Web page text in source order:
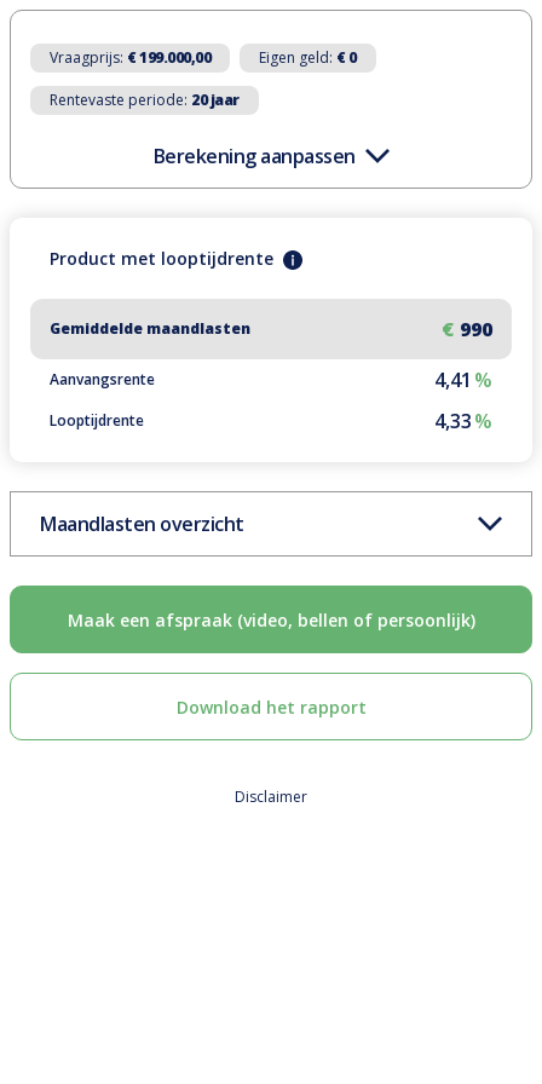
Vraagprijs: € 199.000,00 Eigen geld: € 0
Rentevaste periode: 20 jaar
Berekening aanpassen
Product met looptijdrente
€ 990
Gemiddelde maandlasten
4,41 %
Aanvangsrente
4,33%
Looptijdrente
Maandlasten overzicht
Download het rapport
Maak een afspraak (video, bellen of persoonlijk)
Disclaimer